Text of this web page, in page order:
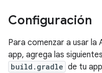
Configuración
Para comenzar a usar la
app, agrega las
build.gradle de tu